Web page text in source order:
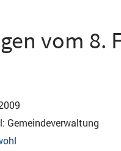
vom 8.
Gemeindeverwaltung